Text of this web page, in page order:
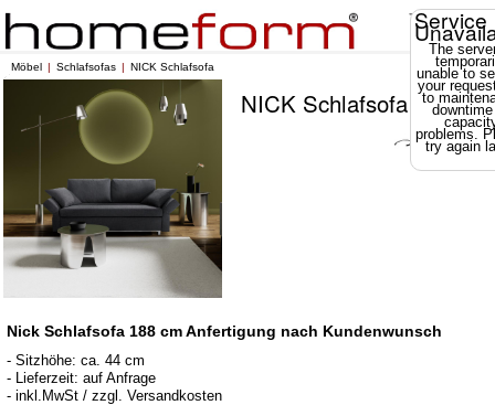
Service
The
unable to
your
to
problems.
try again
Möbel Schlafsofas NICK Schlafsofa
NICK Schlafsofa
Nick Schlafsofa 188 cm Anfertigung nach Kundenwunsch
- Sitzhöhe: ca. 44 cm
- Lieferzeit: auf Anfrage
- inkl.MwSt / zzgl. Versandkosten